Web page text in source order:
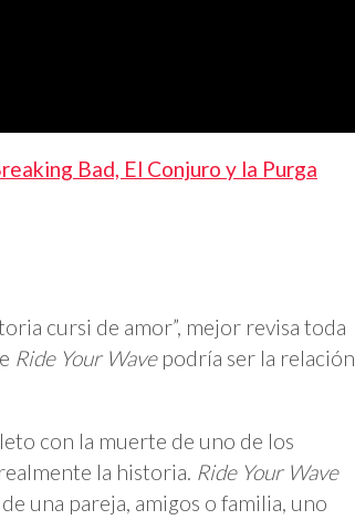
Bad, El Conjuro y la Purga
cursi de amor”, mejor revisa toda
Ride Your Wavepodría ser la relación
con la muerte de uno de los
la historia. Ride Your Wave
una pareja, amigos o familia, uno